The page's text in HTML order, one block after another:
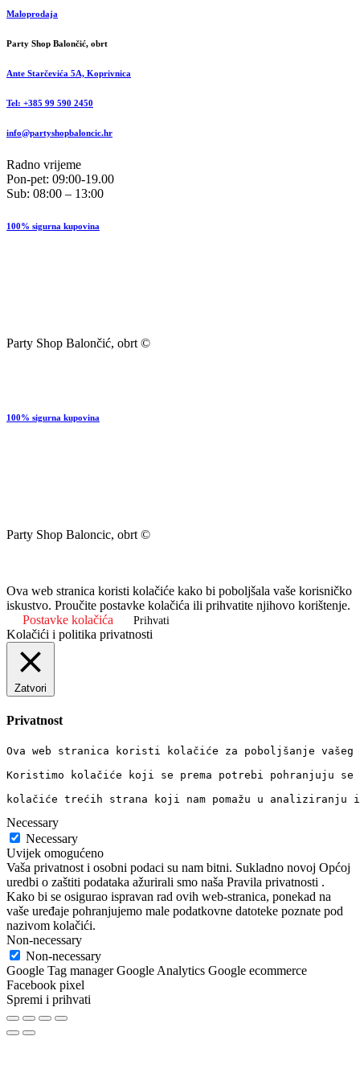
Maloprodaja
Party Shop Balončić, obrt
Ante Starčevića 5A, Koprivnica
Tel: +385 99 590 2450
info@partyshopbaloncic.hr
Radno vrijeme
Pon-pet: 09:00-19.00
Sub: 08:00 – 13:00
100% sigurna kupovina
Party Shop Balončić, obrt ©
100% sigurna kupovina
Party Shop Baloncic, obrt ©
Ova web stranica koristi kolačiće kako bi poboljšala vaše korisničko
iskustvo. Proučite postavke kolačića ili prihvatite njihovo korištenje.
Postavke kolačića
Prihvati
Kolačići i politika privatnosti
Zatvori
Privatnost
Ova web stranica koristi kolačiće za poboljšanje
Koristimo kolačiće koji se prema potrebi pohranjuju
kolačiće trećih strana koji nam pomažu u
Necessary
Necessary
Uvijek omogućeno
Vaša privatnost i osobni podaci su nam bitni. Sukladno novoj Općoj
uredbi o zaštiti podataka ažurirali smo naša Pravila privatnosti .
Kako bi se osigurao ispravan rad ovih web-stranica, ponekad na
vaše uređaje pohranjujemo male podatkovne datoteke poznate pod
nazivom kolačići.
Non-necessary
Non-necessary
Google Tag manager Google Analytics Google ecommerce
Facebook pixel
Spremi i prihvati